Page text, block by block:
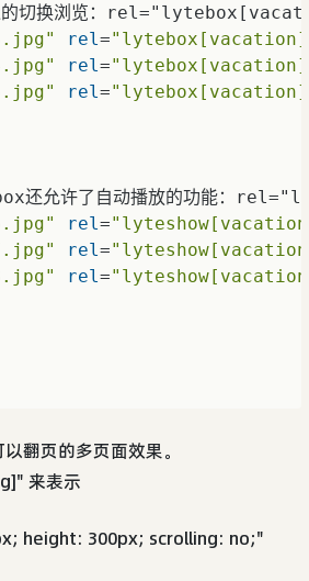
像的切换浏览：
rel="lytebox[vacation]"
rel="lytebox[vacation]"
rel="lytebox[vacation]"
还允许了自动播放的功能：
rel=
rel=
rel=
翻页的多页面效果。
来表示
height: 300px; scrolling: no;"